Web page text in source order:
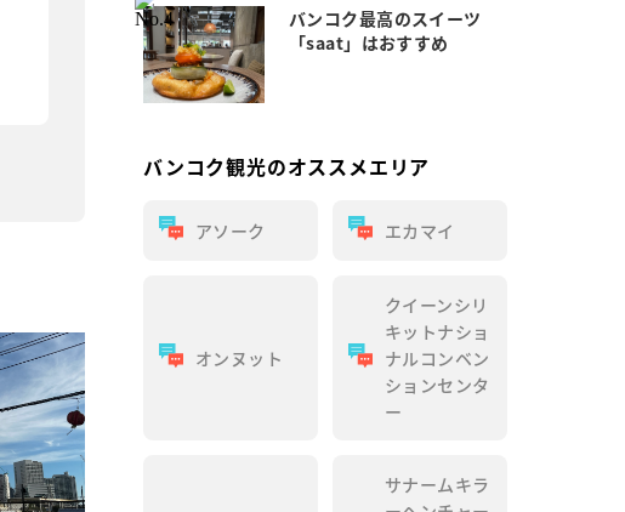
バンコク最高のスイーツ
「saat」はおすすめ
バンコク観光のオススメエリア
アソーク エカマイ
オンヌット
クイーンシリ
キットナショ
ナルコンベン
ションセンタ
ー
サナームキラ